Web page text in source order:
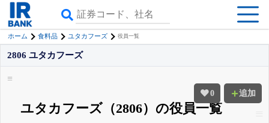
ホーム 食料品 ユタカフーズ 役員一覧
0 追加
2806 ユタカフーズ
ユタカフーズ（2806）の役員一覧